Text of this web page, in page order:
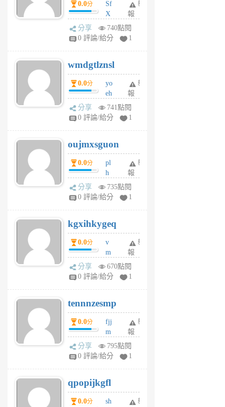
0.0分
Sf
X
Pe
Jc
R
P
m
v
A
V
個
月
前
舉
報
分享
740點閱
0 評論/給分
1
wmdgtlznsl
0.0分
yo
eh
ld
gy
個
月
前
舉
報
分享
741點閱
0 評論/給分
1
oujmxsguon
0.0分
pl
h
wi
w
6
個
月
前
舉
報
分享
735點閱
0 評論/給分
1
kgxihkygeq
0.0分
v
m
sg
sr
6
個
月
前
舉
報
分享
670點閱
0 評論/給分
1
tennnzesmp
0.0分
fjj
m
w
rs
6
個
月
舉
報
分享
795點閱
0 評論/給分
1
qpopijkgfl
0.0分
sh
舉